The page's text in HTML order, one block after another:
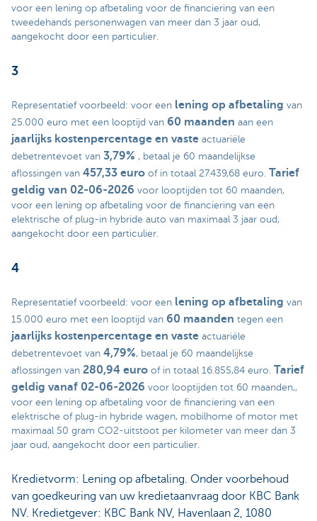
voor een lening op afbetaling voor de financiering van een
tweedehands personenwagen van meer dan 3 jaar oud,
aangekocht door een particulier.
3
Representatief voorbeeld: voor een lening op afbetaling van
25.000 euro met een looptijd van 60 maanden aan een
jaarlijks kostenpercentage en vaste actuariële
debetrentevoet van 3,79% , betaal je 60 maandelijkse
aflossingen van 457,33 euro of in totaal 27.439,68 euro. Tarief
geldig van 02-06-2026 voor looptijden tot 60 maanden,
voor een lening op afbetaling voor de financiering van een
elektrische of plug-in hybride auto van maximaal 3 jaar oud,
aangekocht door een particulier.
4
Representatief voorbeeld: voor een lening op afbetaling van
15.000 euro met een looptijd van 60 maanden tegen een
jaarlijks kostenpercentage en vaste actuariële
debetrentevoet van 4,79%, betaal je 60 maandelijkse
aflossingen van 280,94 euro of in totaal 16.855,84 euro. Tarief
geldig vanaf 02-06-2026 voor looptijden tot 60 maanden,,
voor een lening op afbetaling voor de financiering van een
elektrische of plug-in hybride wagen, mobilhome of motor met
maximaal 50 gram CO2-uitstoot per kilometer van meer dan 3
jaar oud, aangekocht door een particulier.
Kredietvorm: Lening op afbetaling. Onder voorbehoud
van goedkeuring van uw kredietaanvraag door KBC Bank
NV. Kredietgever: KBC Bank NV, Havenlaan 2, 1080